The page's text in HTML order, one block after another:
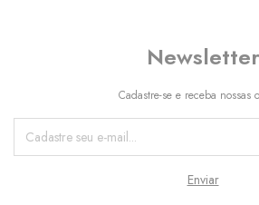
Newsletter
Cadastre-se e receba nossas